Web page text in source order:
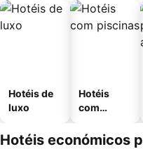
Hotéis de
luxo
Hotéis
com
Hotéis económicos